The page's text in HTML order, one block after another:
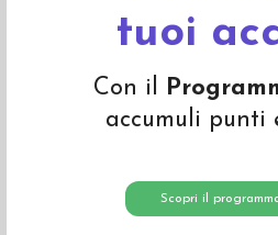
tuoi
Con il
accumuli punti
Scopri il